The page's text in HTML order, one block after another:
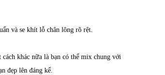
và se khít lỗ chân lông rõ rệt.
khác nữa là bạn có thể mix chung với
đẹp lên đáng kể.